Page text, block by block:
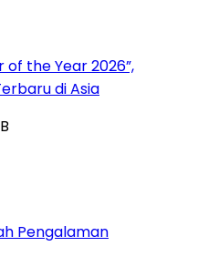
of the Year 2026”,
di Asia
Pengalaman